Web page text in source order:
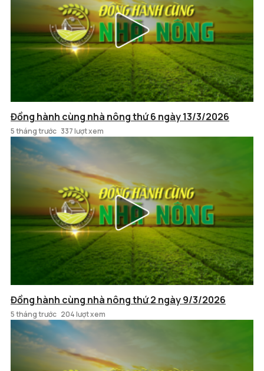
Đồng hành cùng nhà nông thứ 6 ngày 13/3/2026
5 tháng trước 337 lượt xem
Đồng hành cùng nhà nông thứ 2 ngày 9/3/2026
5 tháng trước 204 lượt xem